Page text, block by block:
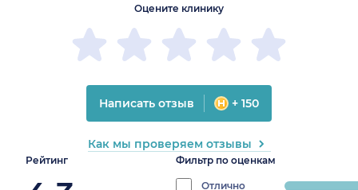
Рейтинг Фильтр по оценкам
Отлично
Оцените клинику
Написать отзыв + 150
Как мы проверяем отзывы